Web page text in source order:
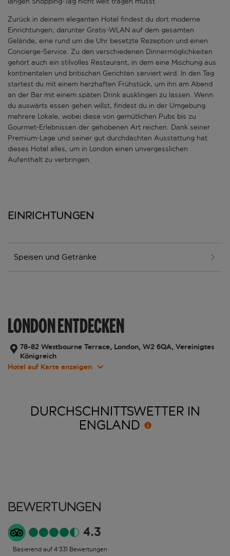
Zurück in deinem eleganten Hotel findest du dort moderne
Einrichtungen, darunter Gratis-WLAN auf dem gesamten
Gelände, eine rund um die Uhr besetzte Rezeption und einen
Concierge-Service. Zu den verschiedenen Dinnermöglichkeiten
gehört auch ein stilvolles Restaurant, in dem eine Mischung aus
kontinentalen und britischen Gerichten serviert wird. In den Tag
startest du mit einem herzhaften Frühstück, um ihn am Abend
an der Bar mit einem späten Drink ausklingen zu lassen. Wenn
du auswärts essen gehen willst, findest du in der Umgebung
mehrere Lokale, wobei diese von gemütlichen Pubs bis zu
Gourmet-Erlebnissen der gehobenen Art reichen. Dank seiner
Premium-Lage und seiner gut durchdachten Ausstattung hat
dieses Hotel alles, um in London einen unvergesslichen
Aufenthalt zu verbringen.
Einrichtungen
Speisen und Getränke
LONDON ENTDECKEN
78-82 Westbourne Terrace, London, W2 6QA, Vereinigtes
Königreich
Hotel auf Karte anzeigen
DURCHSCHNITTSWETTER IN
ENGLAND
Bewertungen
4.3
Basierend auf 4'331 Bewertungen